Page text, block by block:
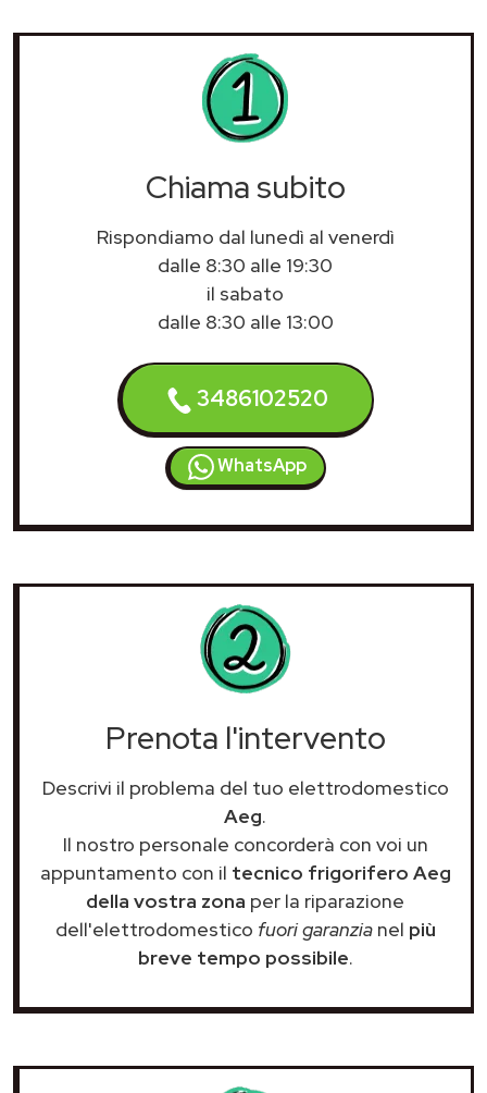
Chiama subito
Rispondiamo dal lunedì al venerdì
dalle 8:30 alle 19:30
il sabato
dalle 8:30 alle 13:00
3486102520
WhatsApp
Prenota l'intervento
Descrivi il problema del tuo elettrodomestico
Aeg.
Il nostro personale concorderà con voi un
appuntamento con il tecnico frigorifero Aeg
della vostra zona per la riparazione
dell'elettrodomestico fuori garanzianel più
breve tempo possibile.